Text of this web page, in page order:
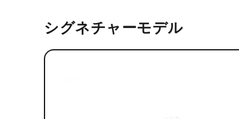
シグネチャーモデル